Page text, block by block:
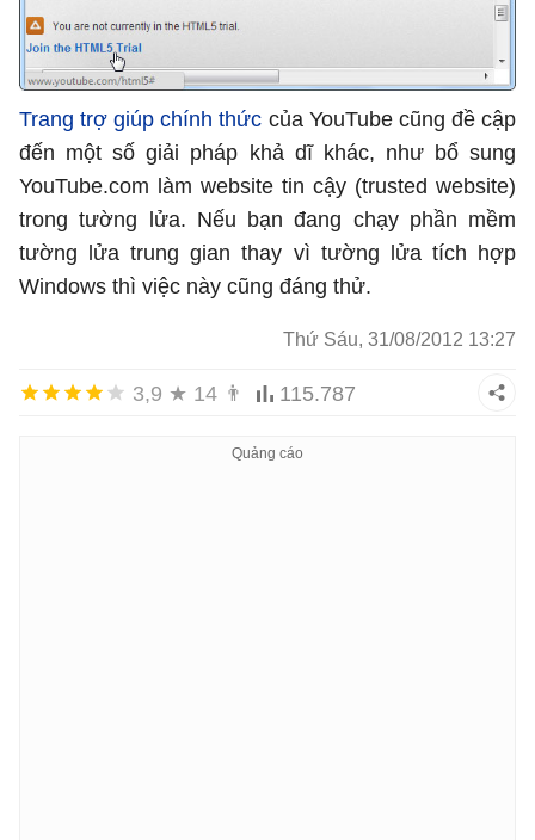
Trang trợ giúp chính thức của YouTube cũng đề cập
đến một số giải pháp khả dĩ khác, như bổ sung
YouTube.com làm website tin cậy (trusted website)
trong tường lửa. Nếu bạn đang chạy phần mềm
tường lửa trung gian thay vì tường lửa tích hợp
Windows thì việc này cũng đáng thử.
Thứ Sáu, 31/08/2012 13:27
3,9 ★ 14 👨 115.787